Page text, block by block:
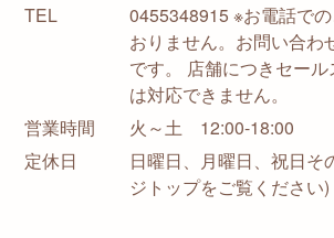
TEL
0455348915 ※お電話で
おりません。お問い合わ
です。 店舗につきセー
は対応できません。
営業時間
火～土 12:00-18:00
定休日
日曜日、月曜日、祝日そ
ジトップをご覧ください)